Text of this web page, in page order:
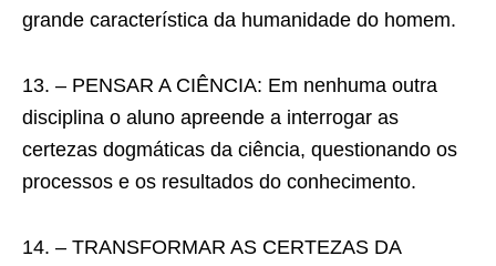
grande característica da humanidade do homem.
13. – PENSAR A CIÊNCIA: Em nenhuma outra
disciplina o aluno apreende a interrogar as
certezas dogmáticas da ciência, questionando os
processos e os resultados do conhecimento.
14. – TRANSFORMAR AS CERTEZAS DA